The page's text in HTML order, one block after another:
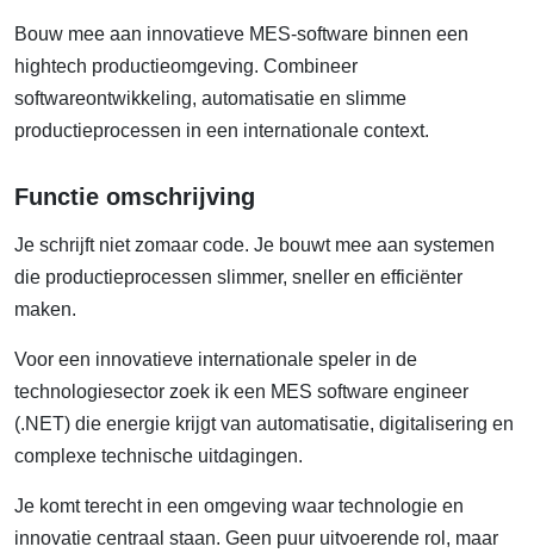
Bouw mee aan innovatieve MES-software binnen een
hightech productieomgeving. Combineer
softwareontwikkeling, automatisatie en slimme
productieprocessen in een internationale context.
Functie omschrijving
Je schrijft niet zomaar code. Je bouwt mee aan systemen
die productieprocessen slimmer, sneller en efficiënter
maken.
Voor een innovatieve internationale speler in de
technologiesector zoek ik een MES software engineer
(.NET) die energie krijgt van automatisatie, digitalisering en
complexe technische uitdagingen.
Je komt terecht in een omgeving waar technologie en
innovatie centraal staan. Geen puur uitvoerende rol, maar